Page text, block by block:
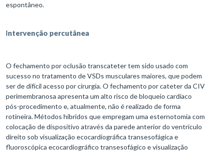
espontâneo.
Intervenção percutânea
O fechamento por oclusão transcateter tem sido usado com
sucesso no tratamento de VSDs musculares maiores, que podem
ser de difícil acesso por cirurgia. O fechamento por cateter da CIV
perimembranosa apresenta um alto risco de bloqueio cardíaco
pós-procedimento e, atualmente, não é realizado de forma
rotineira. Métodos híbridos que empregam uma esternotomia com
colocação de dispositivo através da parede anterior do ventrículo
direito sob visualização ecocardiográfica transesofágica e
fluoroscópica ecocardiográfico transesofágico e visualização